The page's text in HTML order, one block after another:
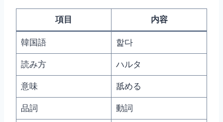
項目 内容
韓国語 핥다
読み方 ハルタ
意味 舐める
品詞 動詞